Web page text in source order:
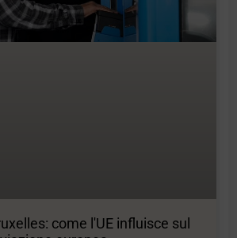
come l'UE influisce sul